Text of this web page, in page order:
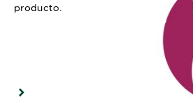
producto.